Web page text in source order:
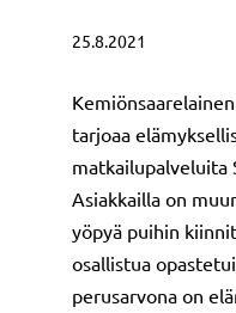
25.8.2021
tarjoaa
matkailupalveluita
Asiakkailla on
yöpyä puihin
osallistua
perusarvona on